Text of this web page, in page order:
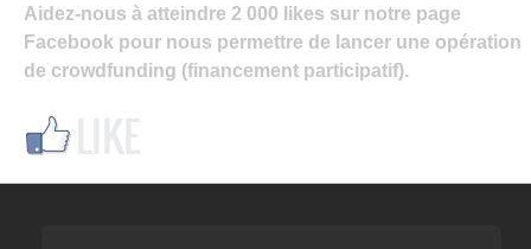
Aidez-nous à atteindre 2 000 likes sur notre page
Facebook pour nous permettre de lancer une opération
de crowdfunding (financement participatif).